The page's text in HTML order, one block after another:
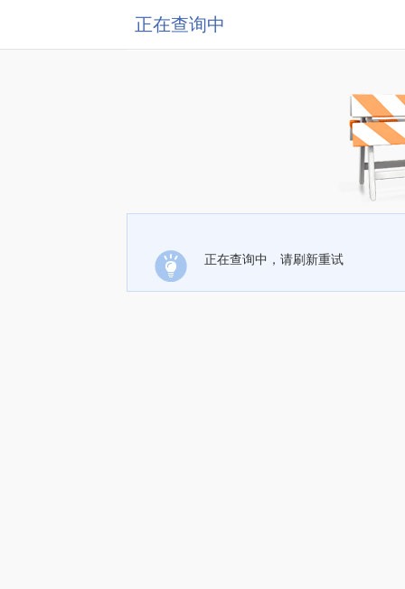
正在查询中
正在查询中，请刷新重试